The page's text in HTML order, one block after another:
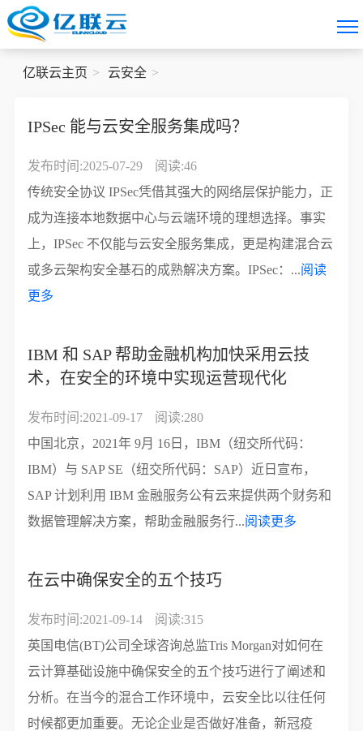
亿联云主页 云安全
IPSec 能与云安全服务集成吗？
发布时间:2025-07-29
阅读:46
传统安全协议 IPSec凭借其强大的网络层保护能力，正
成为连接本地数据中心与云端环境的理想选择。事实
上，IPSec 不仅能与云安全服务集成，更是构建混合云
或多云架构安全基石的成熟解决方案。IPSec：...阅读
更多
IBM 和 SAP 帮助金融机构加快采用云技
术，在安全的环境中实现运营现代化
发布时间:2021-09-17
阅读:280
中国北京，2021年 9月 16日，IBM（纽交所代码：
IBM）与 SAP SE（纽交所代码：SAP）近日宣布，
SAP 计划利用 IBM 金融服务公有云来提供两个财务和
数据管理解决方案，帮助金融服务行...阅读更多
在云中确保安全的五个技巧
发布时间:2021-09-14
阅读:315
英国电信(BT)公司全球咨询总监Tris Morgan对如何在
云计算基础设施中确保安全的五个技巧进行了阐述和
分析。在当今的混合工作环境中，云安全比以往任何
时候都更加重要。无论企业是否做好准备，新冠疫